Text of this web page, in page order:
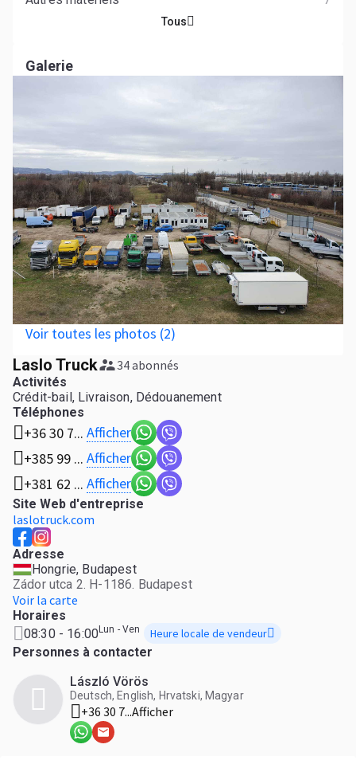
Laslo Truck 34 abonnés
Activités
Crédit-bail, Livraison, Dédouanement
Téléphones
+36 30 7... Afficher
+385 99 ... Afficher
+381 62 ... Afficher
Site Web d'entreprise
laslotruck.com
Adresse
Hongrie, Budapest
Zádor utca 2. H-1186. Budapest
Voir la carte
Horaires
08:30 - 16:00Lun - Ven Heure locale de vendeur
Personnes à contacter
László Vörös
Deutsch, English, Hrvatski, Magyar
+36 30 7...Afficher
Tous
Galerie
Voir toutes les photos (2)